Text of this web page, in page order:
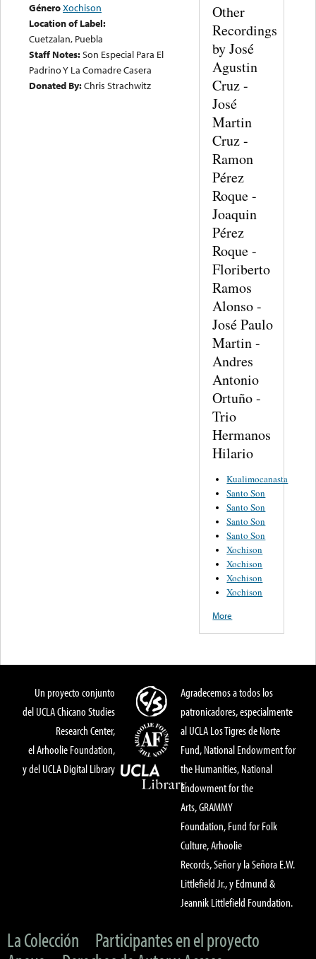
GéneroXochison
Location of Label:
Cuetzalan, Puebla
Staff Notes:Son Especial Para El
Padrino Y La Comadre Casera
Donated By:Chris Strachwitz
Other
Recordings
by José
Agustin
Cruz -
José
Martin
Cruz -
Ramon
Pérez
Roque -
Joaquin
Pérez
Roque -
Floriberto
Ramos
Alonso -
José Paulo
Martin -
Andres
Antonio
Ortuño -
Trio
Hermanos
Hilario
Kualimocanasta
Santo Son
Santo Son
Santo Son
Santo Son
Xochison
Xochison
Xochison
Xochison
More
Un proyecto conjunto
del UCLA Chicano Studies
Research Center,
el Arhoolie Foundation,
y del UCLA Digital Library
Agradecemos a todos los
patronicadores, especialmente
al UCLA Los Tigres de Norte
Fund, National Endowment for
the Humanities, National
Endowment for the
Arts, GRAMMY
Foundation, Fund for Folk
Culture, Arhoolie
Records, Señor y la Señora E.W.
Littlefield Jr., y Edmund &
Jeannik Littlefield Foundation.
La Colección
Participantes en el proyecto